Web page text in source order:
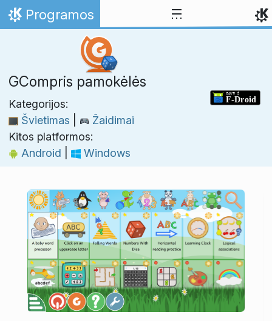
Skip to content
Home
Programos
GCompris pamokėlės
Kategorijos:
Švietimas
Žaidimai
Kitos platformos:
Android
Windows